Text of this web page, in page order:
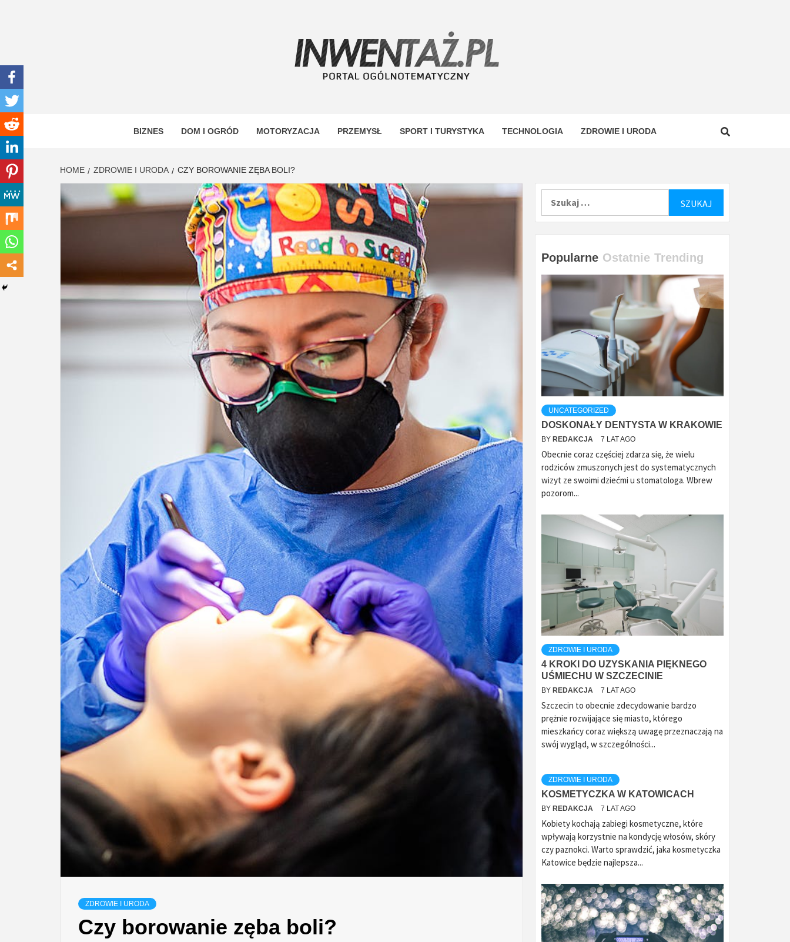
INWENTAŻ
BIZNES DOM I OGRÓD MOTORYZACJA PRZEMYSŁ SPORT I TURYSTYKA TECHNOLOGIA ZDROWIE I URODA
HOME ZDROWIE I URODA CZY BOROWANIE ZĘBA BOLI?
ZDROWIE I URODA
Czy borowanie zęba boli?
Popularne Ostatnie Trending
UNCATEGORIZED
DOSKONAŁY DENTYSTA W KRAKOWIE
BY REDAKCJA 7 LAT AGO
Obecnie coraz częściej zdarza się, że wielu
rodziców zmuszonych jest do systematycznych
wizyt ze swoimi dziećmi u stomatologa. Wbrew
pozorom...
ZDROWIE I URODA
4 KROKI DO UZYSKANIA PIĘKNEGO
UŚMIECHU W SZCZECINIE
BY REDAKCJA 7 LAT AGO
Szczecin to obecnie zdecydowanie bardzo
prężnie rozwijające się miasto, którego
mieszkańcy coraz większą uwagę przeznaczają na
swój wygląd, w szczególności...
ZDROWIE I URODA
KOSMETYCZKA W KATOWICACH
BY REDAKCJA 7 LAT AGO
Kobiety kochają zabiegi kosmetyczne, które
wpływają korzystnie na kondycję włosów, skóry
czy paznokci. Warto sprawdzić, jaka kosmetyczka
Katowice będzie najlepsza...